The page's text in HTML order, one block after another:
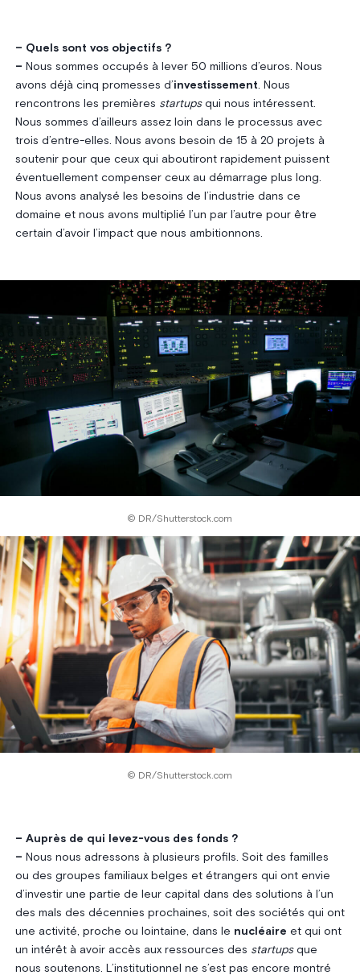
– Quels sont vos objectifs ?
– Nous sommes occupés à lever 50 millions d’euros. Nous
avons déjà cinq promesses d’investissement . Nous
rencontrons les premières startupsqui nous intéressent.
Nous sommes d’ailleurs assez loin dans le processus avec
trois d’entre-elles. Nous avons besoin de 15 à 20 projets à
soutenir pour que ceux qui aboutiront rapidement puissent
éventuellement compenser ceux au démarrage plus long.
Nous avons analysé les besoins de l’industrie dans ce
domaine et nous avons multiplié l’un par l’autre pour être
certain d’avoir l’impact que nous ambitionnons.
© DR/Shutterstock.com
© DR/Shutterstock.com
– Auprès de qui levez-vous des fonds ?
– Nous nous adressons à plusieurs profils. Soit des familles
ou des groupes familiaux belges et étrangers qui ont envie
d’investir une partie de leur capital dans des solutions à l’un
des mals des décennies prochaines, soit des sociétés qui ont
une activité, proche ou lointaine, dans le nucléaire et qui ont
un intérêt à avoir accès aux ressources des startupsque
nous soutenons. L’institutionnel ne s’est pas encore montré